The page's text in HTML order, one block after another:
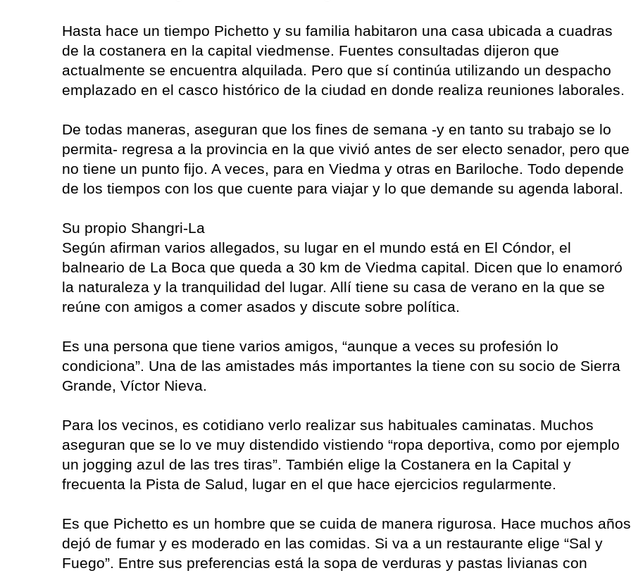
Hasta hace un tiempo Pichetto y su familia habitaron una casa ubicada a cuadras
de la costanera en la capital viedmense. Fuentes consultadas dijeron que
actualmente se encuentra alquilada. Pero que sí continúa utilizando un despacho
emplazado en el casco histórico de la ciudad en donde realiza reuniones laborales.
De todas maneras, aseguran que los fines de semana -y en tanto su trabajo se lo
permita- regresa a la provincia en la que vivió antes de ser electo senador, pero que
no tiene un punto fijo. A veces, para en Viedma y otras en Bariloche. Todo depende
de los tiempos con los que cuente para viajar y lo que demande su agenda laboral.
Su propio Shangri-La
Según afirman varios allegados, su lugar en el mundo está en El Cóndor, el
balneario de La Boca que queda a 30 km de Viedma capital. Dicen que lo enamoró
la naturaleza y la tranquilidad del lugar. Allí tiene su casa de verano en la que se
reúne con amigos a comer asados y discute sobre política.
Es una persona que tiene varios amigos, “aunque a veces su profesión lo
condiciona”. Una de las amistades más importantes la tiene con su socio de Sierra
Grande, Víctor Nieva.
Para los vecinos, es cotidiano verlo realizar sus habituales caminatas. Muchos
aseguran que se lo ve muy distendido vistiendo “ropa deportiva, como por ejemplo
un jogging azul de las tres tiras”. También elige la Costanera en la Capital y
frecuenta la Pista de Salud, lugar en el que hace ejercicios regularmente.
Es que Pichetto es un hombre que se cuida de manera rigurosa. Hace muchos años
dejó de fumar y es moderado en las comidas. Si va a un restaurante elige “Sal y
Fuego”. Entre sus preferencias está la sopa de verduras y pastas livianas con